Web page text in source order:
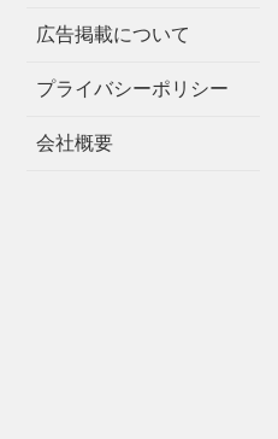
広告掲載について
プライバシーポリシー
会社概要